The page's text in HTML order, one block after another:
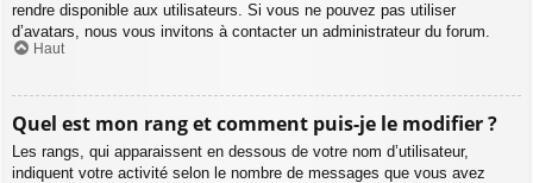
rendre disponible aux utilisateurs. Si vous ne pouvez pas utiliser
d’avatars, nous vous invitons à contacter un administrateur du forum.
Haut
Quel est mon rang et comment puis-je le modifier ?
Les rangs, qui apparaissent en dessous de votre nom d’utilisateur,
indiquent votre activité selon le nombre de messages que vous avez